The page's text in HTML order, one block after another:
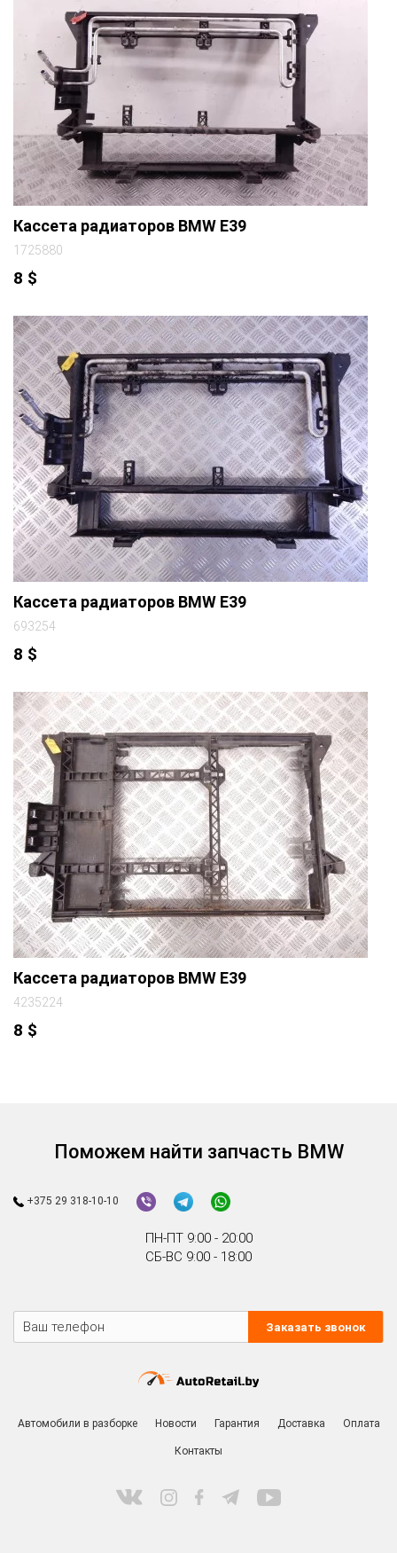
Кассета радиаторов BMW E39
1725880
8 $
Кассета радиаторов BMW E39
693254
8 $
Кассета радиаторов BMW E39
4235224
8 $
Поможем найти запчасть BMW
+375 29 318-10-10
ПН-ПТ 9:00 - 20:00
СБ-ВС 9:00 - 18:00
Заказать звонок
Автомобили в разборке Новости Гарантия Доставка Оплата
Контакты